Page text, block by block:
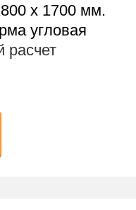
х 1700 мм.
угловая
расчет